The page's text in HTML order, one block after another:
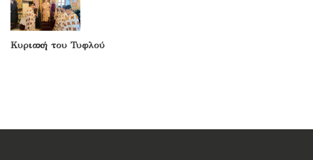
Κυριακή του Τυφλού